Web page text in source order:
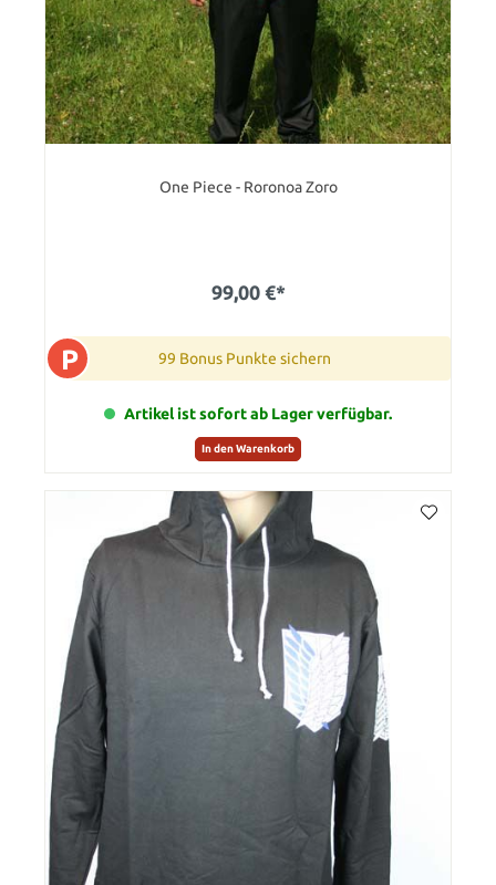
One Piece - Roronoa Zoro
99,00 €*
P 99 Bonus Punkte sichern
Artikel ist sofort ab Lager verfügbar.
In den Warenkorb